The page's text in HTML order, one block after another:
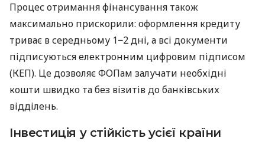
Процес отримання фінансування також
максимально прискорили: оформлення кредиту
триває в середньому 1−2 дні, а всі документи
підписуються електронним цифровим підписом
(КЕП). Це дозволяє ФОПам залучати необхідні
кошти швидко та без візитів до банківських
відділень.
Інвестиція у стійкість усієї країни